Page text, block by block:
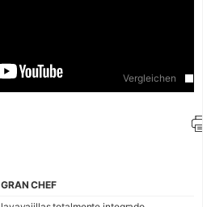
Vergleichen
GRAN CHEF